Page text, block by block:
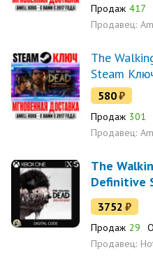
Продаж 417
Продавец:
The
Steam
580₽
Продаж 301
Продавец:
The
Definitive
3752 ₽
Продаж 29
Продавец: